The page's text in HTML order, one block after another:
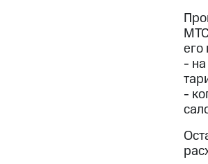
МТС Накопления
Откладывайте
Условия
Скидка 30% на
Тарифы RED,
Обзоры товаров
его
-
-